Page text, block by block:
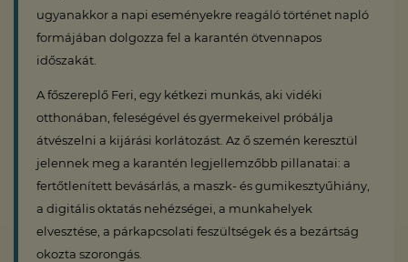
ugyanakkor a napi eseményekre reagáló történet napló
formájában dolgozza fel a karantén ötvennapos
időszakát.
A főszereplő Feri, egy kétkezi munkás, aki vidéki
otthonában, feleségével és gyermekeivel próbálja
átvészelni a kijárási korlátozást. Az ő szemén keresztül
jelennek meg a karantén legjellemzőbb pillanatai: a
fertőtlenített bevásárlás, a maszk- és gumikesztyűhiány,
a digitális oktatás nehézségei, a munkahelyek
elvesztése, a párkapcsolati feszültségek és a bezártság
okozta szorongás.